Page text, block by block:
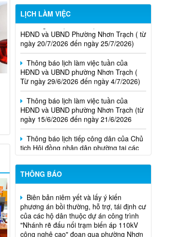
LỊCH LÀM VIỆC
Thông báo lịch làm việc tuần của
HĐND và UBND Phường Nhơn Trạch ( từ
ngày 20/7/2026 đến ngày 25/7/2026)
Thông báo lịch làm việc tuần của
HĐND và UBND phường Nhơn Trạch (
Từ ngày 29/6/2026 đến ngày 4/7/2026)
Thông báo lịch làm việc tuần của
HĐND và UBND phường Nhơn Trạch (từ
ngày 15/6/2026 đến ngày 21/6/2026
Thông báo lịch tiếp công dân của Chủ
tịch Hội đồng nhân dân phường tại các
khu phố trên địa bàn phường Nhơn
Trạch năm 2026
THÔNG BÁO
Niêm yết phương án bồi thường, hỗ
trợ, tái định cư
Thông báo về việc hủy kết quả trúng
tuyển (nguyện vọng 1) của kỳ tuyên
dụng viên chức
Biên bản niêm yết và lấy ý kiến
phương án bồi thường, hỗ trợ, tái định cư
của các hộ dân thuộc dự án công trình
"Nhánh rẽ đấu nối trạm biến áp 110kV
công nghệ cao" đoạn qua phường Nhơn
Trạch, thành phố Đồng Nai